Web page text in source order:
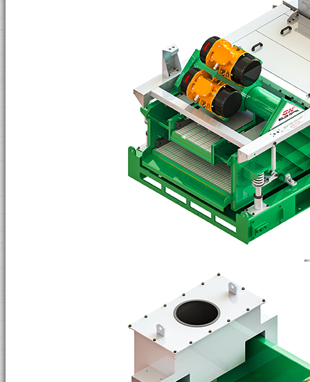
Вакуумный насос для шлама
EX Electrical Control
Pressurized Control Panels
Вызрывозащищенный Пульт
Взрыозащищенный соединитель
Взрыозащищенный ПУ
Гидроциклоная установка
Центрифуга
Пескоотделитель
Илоотделитель